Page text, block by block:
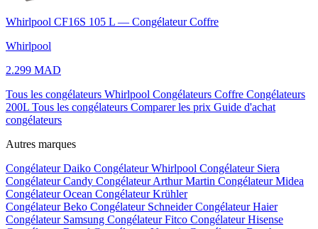
Whirlpool CF16S 105 L — Congélateur Coffre
Whirlpool
2.299 MAD
Tous les congélateurs Whirlpool Congélateurs Coffre Congélateurs
200L Tous les congélateurs Comparer les prix Guide d'achat
congélateurs
Autres marques
Congélateur Daiko Congélateur Whirlpool Congélateur Siera
Congélateur Candy Congélateur Arthur Martin Congélateur Midea
Congélateur Ocean Congélateur Krühler
Congélateur Beko Congélateur SchneiderCongélateur Haier
Congélateur Samsung Congélateur Fitco Congélateur Hisense